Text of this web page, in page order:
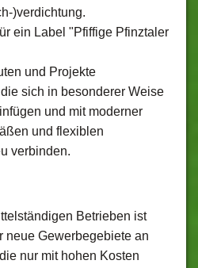
)verdichtung.
ein Label "Pfiffige Pfinztaler
und Projekte
sich in besonderer Weise
und mit moderner
und flexiblen
verbinden.
Betrieben ist
neue Gewerbegebiete an
nur mit hohen Kosten